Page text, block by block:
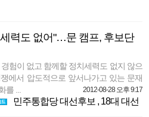
력도 없어"…문 캠프, 후보단
험이 없고 함께할 정치세력도 없지 않으
에서 압도적으로 앞서나가고 있는 문재
...
2012-08-28 오후 9:17
민주통합당 대선후보 , 18대 대선